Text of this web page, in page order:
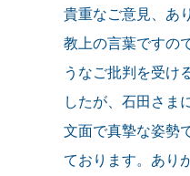
貴重なご意見、あ
教上の言葉ですの
うなご批判を受け
したが、石田さま
文面で真摯な姿勢
ております。あり